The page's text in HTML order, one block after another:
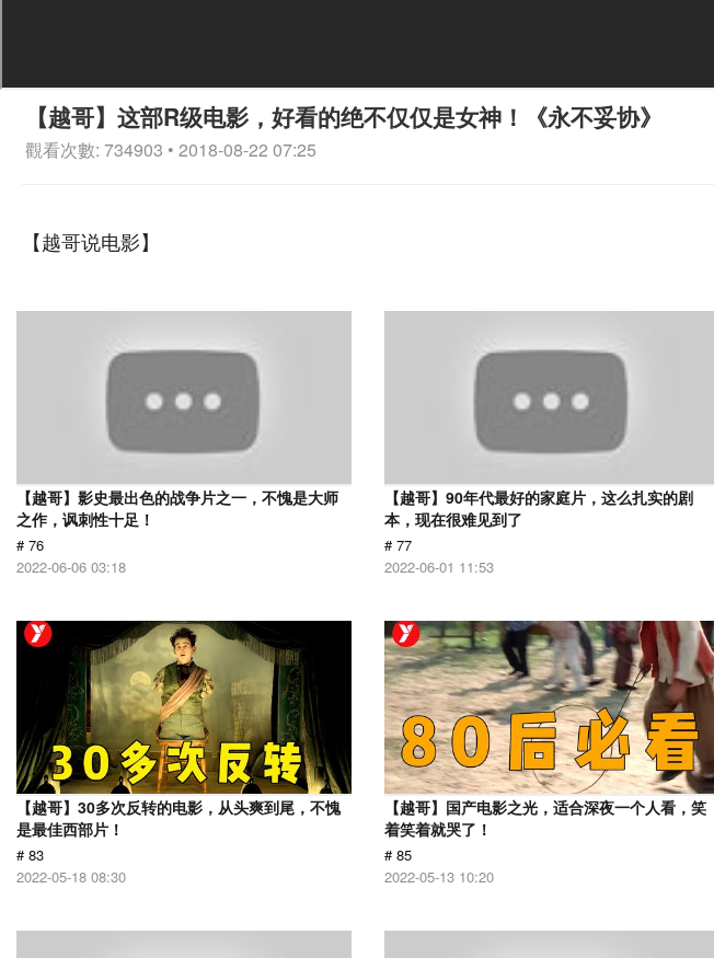
【越哥】这部R级电影，好看的绝不仅仅是女神！《永不妥协》
觀看次數: 734903 • 2018-08-22 07:25
【越哥说电影】
【越哥】影史最出色的战争片之一，不愧是大师
之作，讽刺性十足！
# 76
2022-06-06 03:18
【越哥】90年代最好的家庭片，这么扎实的剧
本，现在很难见到了
# 77
2022-06-01 11:53
【越哥】30多次反转的电影，从头爽到尾，不愧
是最佳西部片！
# 83
2022-05-18 08:30
【越哥】国产电影之光，适合深夜一个人看，笑
着笑着就哭了！
# 85
2022-05-13 10:20